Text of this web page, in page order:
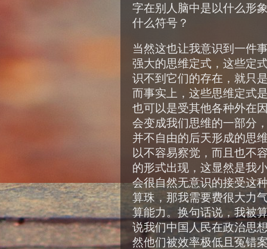
字在别人脑中是以什么形
什么符号？
当然这也让我意识到一件
强大的思维定式，这些定
识不到它们的存在，就只
而事实上，这些思维定式
也可以是受其他各种外在
会变成我们思维的一部分
并不自由的后天形成的思
以不容易察觉，而且也不
的形式出现，这显然是我
会很自然无意识的接受这
算珠，那我需要费很大力
算能力。换句话说，我被
说我们中国人民在政治思
然他们被效率极低且冤错